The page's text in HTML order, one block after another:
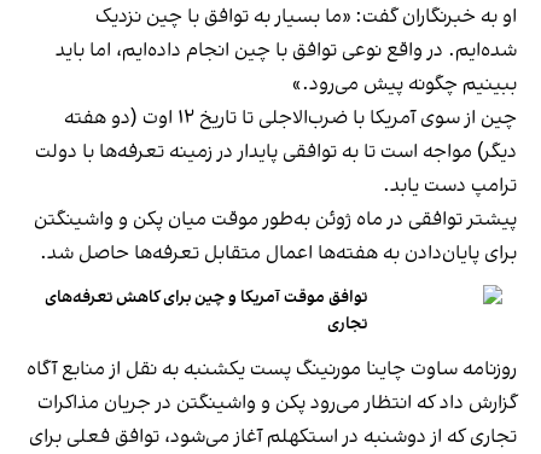
او به خبرنگاران گفت: «ما بسیار به توافق با چین نزدیک
شده‌ایم. در واقع نوعی توافق با چین انجام داده‌ایم، اما باید
ببینیم چگونه پیش می‌رود.»
چین از سوی آمریکا با ضرب‌الاجلی تا تاریخ ۱۲ اوت (دو هفته
دیگر) مواجه است تا به توافقی پایدار در زمینه تعرفه‌ها با دولت
ترامپ دست یابد.
پیشتر توافقی در ماه ژوئن به‌طور موقت میان پکن و واشینگتن
برای پایان‌دادن به هفته‌ها اعمال متقابل تعرفه‌ها حاصل شد.
توافق موقت آمریکا و چین برای کاهش تعرفه‌های
تجاری
روزنامه ساوت چاینا مورنینگ پست یکشنبه به نقل از منابع آگاه
گزارش داد که انتظار می‌رود پکن و واشینگتن در جریان مذاکرات
تجاری که از دوشنبه در استکهلم آغاز می‌شود، توافق فعلی برای